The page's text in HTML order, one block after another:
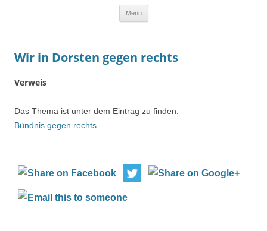
Menü
Wir in Dorsten gegen rechts
Verweis
Das Thema ist unter dem Eintrag zu finden:
Bündnis gegen rechts